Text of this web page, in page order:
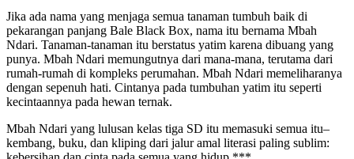
Jika ada nama yang menjaga semua tanaman tumbuh baik di
pekarangan panjang Bale Black Box, nama itu bernama Mbah
Ndari. Tanaman-tanaman itu berstatus yatim karena dibuang yang
punya. Mbah Ndari memungutnya dari mana-mana, terutama dari
rumah-rumah di kompleks perumahan. Mbah Ndari memeliharanya
dengan sepenuh hati. Cintanya pada tumbuhan yatim itu seperti
kecintaannya pada hewan ternak.
Mbah Ndari yang lulusan kelas tiga SD itu memasuki semua itu–
kembang, buku, dan kliping dari jalur amal literasi paling sublim: